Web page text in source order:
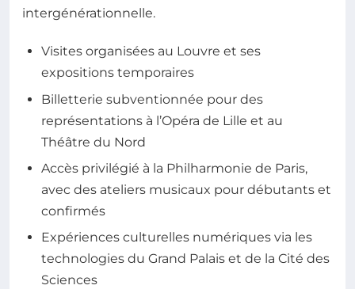
intergénérationnelle.
Visites organisées au Louvre et ses
expositions temporaires
Billetterie subventionnée pour des
représentations à l’Opéra de Lille et au
Théâtre du Nord
Accès privilégié à la Philharmonie de Paris,
avec des ateliers musicaux pour débutants et
confirmés
Expériences culturelles numériques via les
technologies du Grand Palais et de la Cité des
Sciences